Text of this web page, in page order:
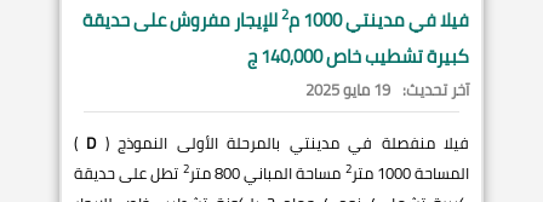
فيلا فيمدينتي1000 م 2للإيجار مفروش على حديقة
كبيرة تشطيب خاص 140,000 ج
آخر تحديث: 19 مايو 2025
فيلا منفصلة في مدينتي بالمرحلة الأولى النموذج (D
)
المساحة 1000 متر
2 مساحة المباني 800 متر 2 تطل على حديقة